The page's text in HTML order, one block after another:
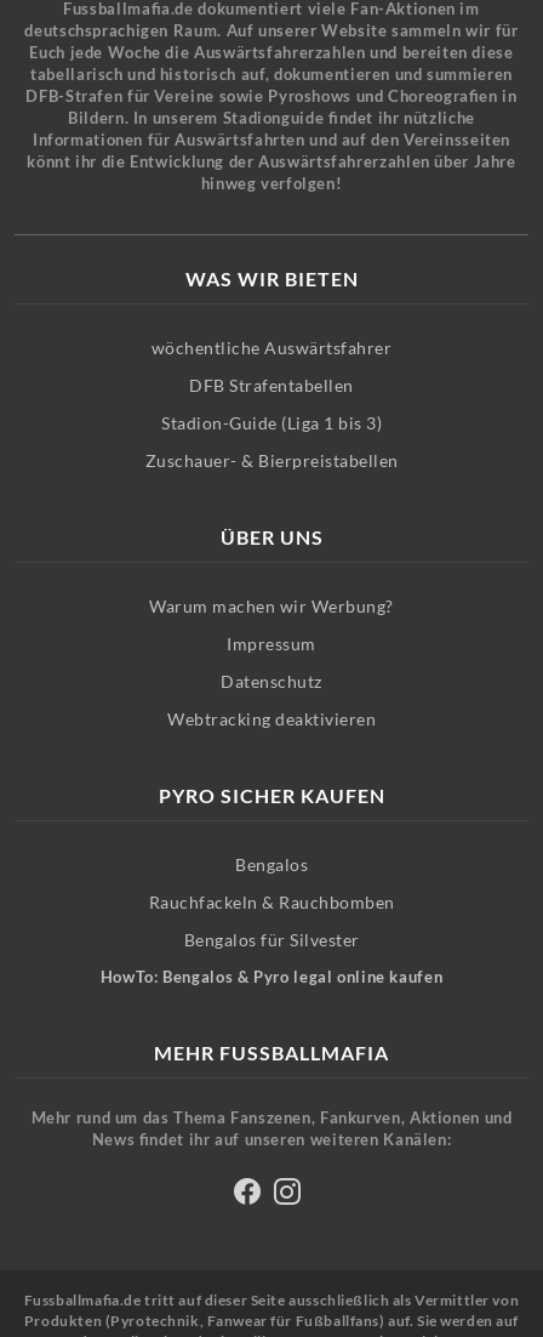
Fussballmafia.de dokumentiert viele Fan-Aktionen im
deutschsprachigen Raum. Auf unserer Website sammeln wir für
Euch jede Woche die Auswärtsfahrerzahlen und bereiten diese
tabellarisch und historisch auf, dokumentieren und summieren
DFB-Strafen für Vereine sowie Pyroshows und Choreografien in
Bildern. In unserem Stadionguide findet ihr nützliche
Informationen für Auswärtsfahrten und auf den Vereinsseiten
könnt ihr die Entwicklung der Auswärtsfahrerzahlen über Jahre
hinweg verfolgen!
WAS WIR BIETEN
wöchentliche Auswärtsfahrer
DFB Strafentabellen
Stadion-Guide (Liga 1 bis 3)
Zuschauer- & Bierpreistabellen
ÜBER UNS
Warum machen wir Werbung?
Impressum
Datenschutz
Webtracking deaktivieren
PYRO SICHER KAUFEN
Bengalos
Rauchfackeln & Rauchbomben
Bengalos für Silvester
HowTo: Bengalos & Pyro legal online kaufen
MEHR FUSSBALLMAFIA
Mehr rund um das Thema Fanszenen, Fankurven, Aktionen und
News findet ihr auf unseren weiteren Kanälen:
Fussballmafia.de tritt auf dieser Seite ausschließlich als Vermittler von
Produkten (Pyrotechnik, Fanwear für Fußballfans) auf. Sie werden auf